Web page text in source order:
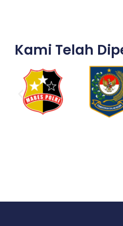
Kami Telah